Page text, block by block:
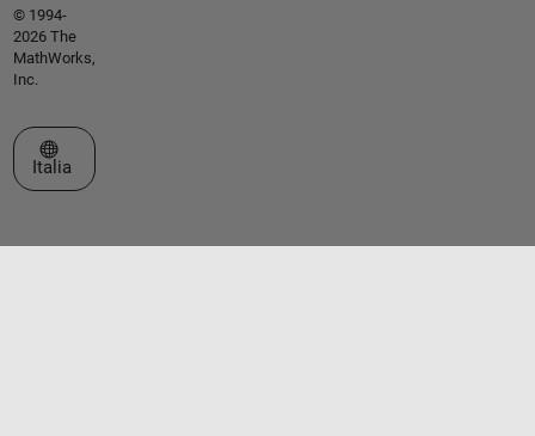
© 1994-
2026 The
MathWorks,
Inc.
Seleziona un sito web
Italia